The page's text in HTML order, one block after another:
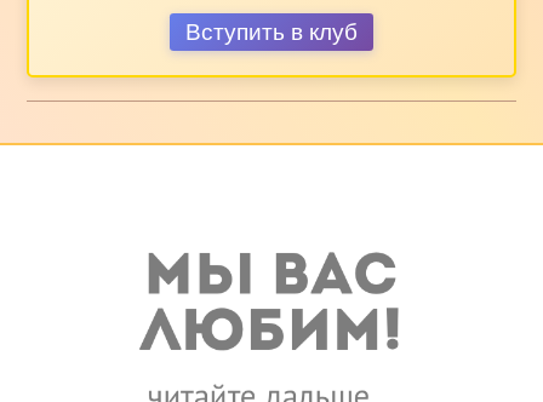
Вступить в клуб